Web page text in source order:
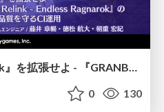
【CEDEC2026】『Relink』を拡張せよ - 『GRANBLUE FANTASY: Relink - Endless Ragnarok』の開発速度と品質を守るCI運用
0 130